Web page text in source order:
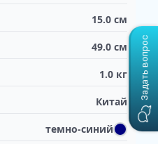
15.0 см
49.0 см
1.0 кг
Китай
темно-синий
Задать вопрос